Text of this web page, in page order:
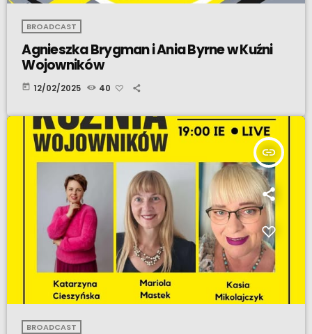
BROADCAST
Agnieszka Brygman i Ania Byrne w Kuźni
Wojowników
today 12/02/2025 40
insert_link
BROADCAST